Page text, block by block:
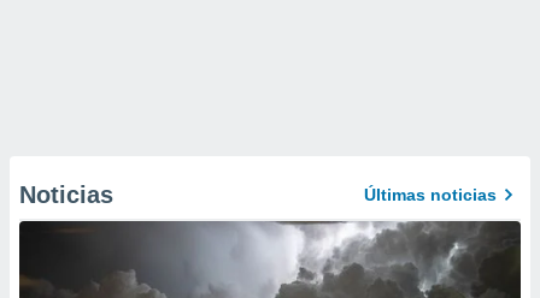
Noticias Últimas noticias